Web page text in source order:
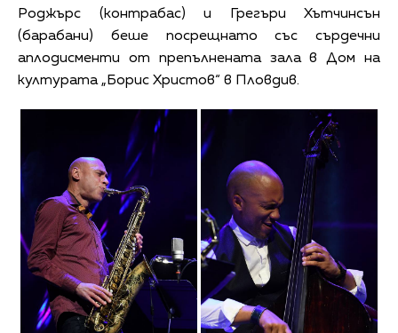
Роджърс (контрабас) и Грегъри Хътчинсън
(барабани) беше посрещнато със сърдечни
аплодисменти от препълнената зала в Дом на
културата „Борис Христов“ в Пловдив.